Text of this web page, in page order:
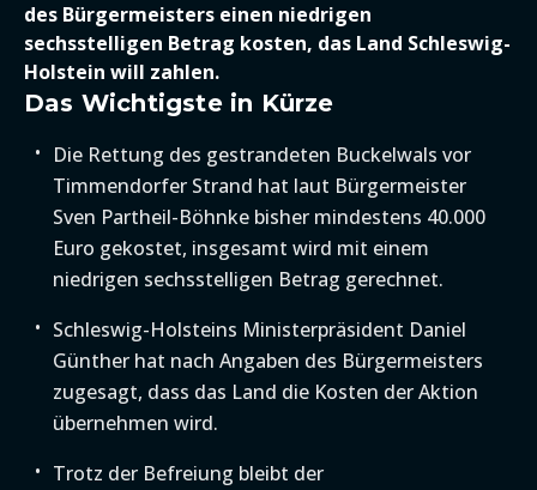
des Bürgermeisters einen niedrigen
sechsstelligen Betrag kosten, das Land Schleswig-
Holstein will zahlen.
Das Wichtigste in Kürze
Die Rettung des gestrandeten Buckelwals vor
Timmendorfer Strand hat laut Bürgermeister
Sven Partheil-Böhnke bisher mindestens 40.000
Euro gekostet, insgesamt wird mit einem
niedrigen sechsstelligen Betrag gerechnet.
Schleswig-Holsteins Ministerpräsident Daniel
Günther hat nach Angaben des Bürgermeisters
zugesagt, dass das Land die Kosten der Aktion
übernehmen wird.
Trotz der Befreiung bleibt der